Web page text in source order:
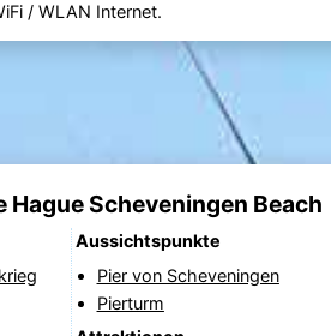
/ WLAN Internet.
Hague Scheveningen Beach
Aussichtspunkte
Pier von Scheveningen
Pierturm